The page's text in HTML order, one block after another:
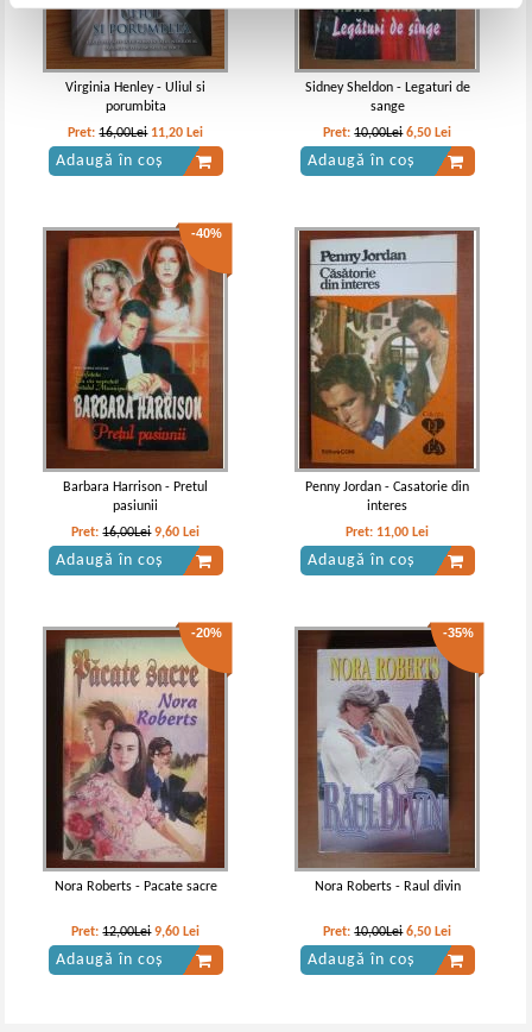
Virginia Henley - Uliul si
porumbita
Pret:16,00Lei 11,20 Lei
Adaugă în coș
Sidney Sheldon - Legaturi de
sange
Pret:10,00Lei 6,50 Lei
Adaugă în coș
-40%
Barbara Harrison - Pretul
pasiunii
Pret:16,00Lei 9,60 Lei
Adaugă în coș
Penny Jordan - Casatorie din
interes
Pret: 11,00 Lei
Adaugă în coș
-20%
Nora Roberts - Pacate sacre
Pret:12,00Lei 9,60 Lei
Adaugă în coș
-35%
Nora Roberts - Raul divin
Pret:10,00Lei 6,50 Lei
Adaugă în coș